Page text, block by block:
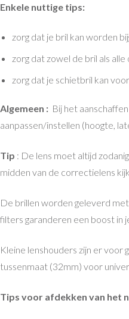
Enkele nuttige tips:
zorg dat je bril kan worden
zorg dat zowel de bril als
zorg dat je schietbril kan
Algemeen : Bij het
aanpassen/instellen (hoogte,
Tip : De lens moet altijd
midden van de correctielens
De brillen worden geleverd
filters garanderen een boost in
Kleine lenshouders zijn er
tussenmaat (32mm) voor
Tips voor afdekken van het